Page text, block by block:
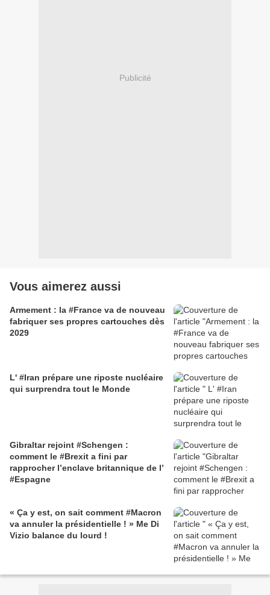
Publicité
Vous aimerez aussi
Armement : la #France va de nouveau
fabriquer ses propres cartouches dès
2029
L' #Iran prépare une riposte nucléaire
qui surprendra tout le Monde
Gibraltar rejoint #Schengen :
comment le #Brexit a fini par
rapprocher l’enclave britannique de l’
#Espagne
« Ça y est, on sait comment #Macron
va annuler la présidentielle ! » Me Di
Vizio balance du lourd !